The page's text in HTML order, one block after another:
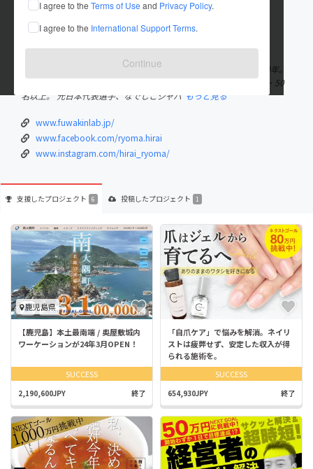
I agree to the Terms of Use and Privacy Policy.
I agree to the International Support Terms.
Continue
これまでに6回支援して1件のプロジェクトを投稿しています
在住国：日本 現在地：未設定
出身国：日本 出身地：未設定
平井良磨 妻、3歳の息子、0歳の娘、1匹の猫の5人家族 施術歴10年。
セルフケア教室開催数 100回以上。直接育成、指導したセラピスト 50
名以上。 元日本代表選手、なでしこジャパ もっと見る
www.fuwakinlab.jp/
www.facebook.com/ryoma.hirai
www.instagram.com/hirai_ryoma/
支援したプロジェクト 6 投稿したプロジェクト 1
鹿児島県
【鹿児島】本土最南端 / 奥屋敷城内
ワーケーションが24年3月OPEN！
SUCCESS
2,190,600JPY 終了
「自爪ケア」で悩みを解消。ネイリ
ストは疲弊せず、安定した収入が得
られる施術を。
SUCCESS
654,930JPY 終了